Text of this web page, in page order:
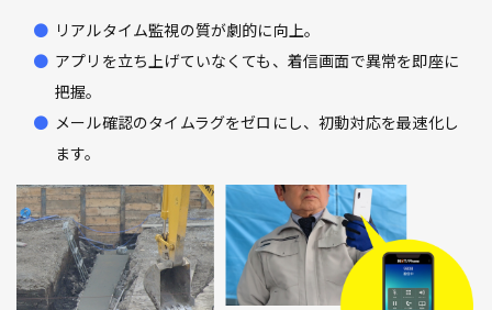
リアルタイム監視の質が劇的に向上。
アプリを立ち上げていなくても、着信画面で異常を即座に
把握。
メール確認のタイムラグをゼロにし、初動対応を最速化し
ます。